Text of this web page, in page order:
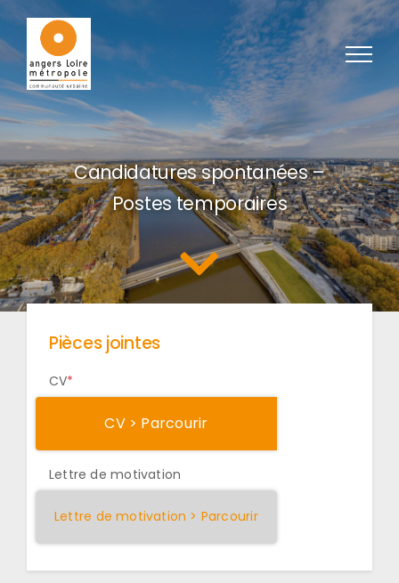
Passer au contenu
Candidatures spontanées –
Postes temporaires
Pièces jointes
CV
CV > Parcourir
Lettre de motivation
Lettre de motivation > Parcourir